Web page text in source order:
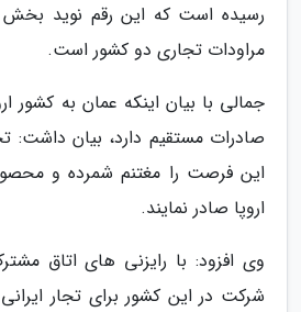
رسیده است که این رقم نوید بخش
مراودات تجاری دو کشور است.
جمالی با بیان اینکه عمان به کشور
صادرات مستقیم دارد، بیان داشت:
این فرصت را مغتنم شمرده و
اروپا صادر نمایند.
وی افزود: با رایزنی های اتاق
شرکت در این کشور برای تجار